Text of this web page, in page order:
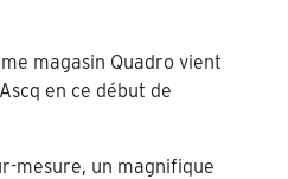
magasin Quadro vient
en ce début de
mesure, un magnifique